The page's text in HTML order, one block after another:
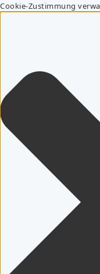
Cookie-Zustimmung